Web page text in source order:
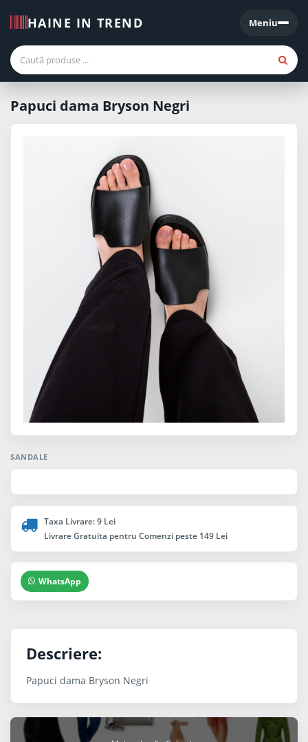
HAINE IN TREND Meniu
Meniu
Papuci dama Bryson Negri
SANDALE
Taxa Livrare: 9 Lei
Livrare Gratuita pentru Comenzi peste 149 Lei
WhatsApp
Descriere:
Papuci dama Bryson Negri